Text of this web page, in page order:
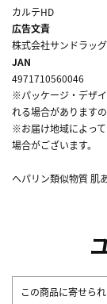
カルテHD
広告文責
株式会社サンドラッ
JAN
4971710560046
※パッケージ・デザ
れる場合があります
※お届け地域によっ
場合がございます。
ヘパリン類似物質 肌
この商品に寄せら